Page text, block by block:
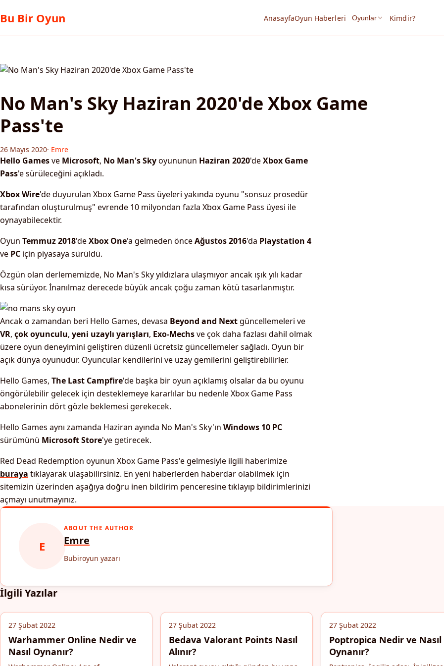
Bu Bir Oyun AnasayfaOyun Haberleri Oyunlar Kimdir?
No Man's Sky Haziran 2020'de Xbox Game
Pass'te
26 Mayıs 2020· Emre
Hello Gamesve Microsoft, No Man's Skyoyununun Haziran 2020'deXbox Game
Pass'e sürüleceğini açıkladı.
Xbox Wire'de duyurulan Xbox Game Pass üyeleri yakında oyunu "sonsuz prosedür
tarafından oluşturulmuş" evrende 10 milyondan fazla Xbox Game Pass üyesi ile
oynayabilecektir.
Oyun Temmuz 2018'deXbox One'a gelmeden önceAğustos 2016'da Playstation 4
ve PC için piyasaya sürüldü.
Özgün olan derlememizde, No Man's Sky yıldızlara ulaşmıyor ancak ışık yılı kadar
kısa sürüyor. İnanılmaz derecede büyük ancak çoğu zaman kötü tasarlanmıştır.
Ancak o zamandan beri Hello Games, devasa Beyond and Nextgüncellemeleri ve
VR, çok oyunculu, yeni uzaylı yarışları, Exo-Mechsve çok daha fazlası dahil olmak
üzere oyun deneyimini geliştiren düzenli ücretsiz güncellemeler sağladı. Oyun bir
açık dünya oyunudur. Oyuncular kendilerini ve uzay gemilerini geliştirebilirler.
Hello Games, The Last Campfire'de başka bir oyun açıklamış olsalar da bu oyunu
öngörülebilir gelecek için desteklemeye kararlılar bu nedenle Xbox Game Pass
abonelerinin dört gözle beklemesi gerekecek.
Hello Games aynı zamanda Haziran ayında No Man's Sky'ın Windows 10 PC
sürümünü Microsoft Store'ye getirecek.
Red Dead Redemption oyunun Xbox Game Pass'e gelmesiyle ilgili haberimize
buraya tıklayarak ulaşabilirsiniz. En yeni haberlerden haberdar olabilmek için
sitemizin üzerinden aşağıya doğru inen bildirim penceresine tıklayıp bildirimlerinizi
açmayı unutmayınız.
E
ABOUT THE AUTHOR
Emre
Bubiroyun yazarı
İlgili Yazılar
27 Şubat 2022
Warhammer Online Nedir ve
Nasıl Oynanır?
27 Şubat 2022
Bedava Valorant Points Nasıl
Alınır?
27 Şubat 2022
Poptropica Nedir ve Nasıl
Oynanır?